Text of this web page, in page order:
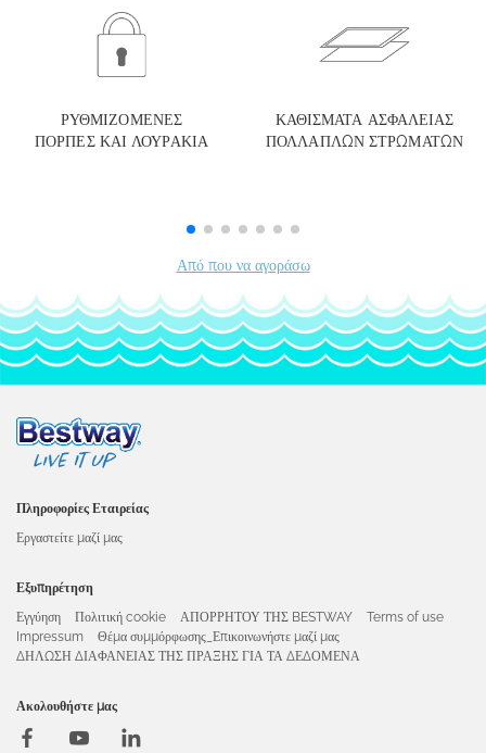
Πληροφορίες Εταιρείας
Εργαστείτε μαζί μας
Εξυπηρέτηση
Εγγύηση
Πολιτική cookie ΑΠΟΡΡΗΤΟΥ ΤΗΣ BESTWAY
Terms of use
Impressum
Θέμα συμμόρφωσης_Επικοινωνήστε μαζί μας
ΔΗΛΩΣΗ ΔΙΑΦΑΝΕΙΑΣ ΤΗΣ ΠΡΑΞΗΣ ΓΙΑ ΤΑ ΔΕΔΟΜΕΝΑ
Ακολουθήστε μας